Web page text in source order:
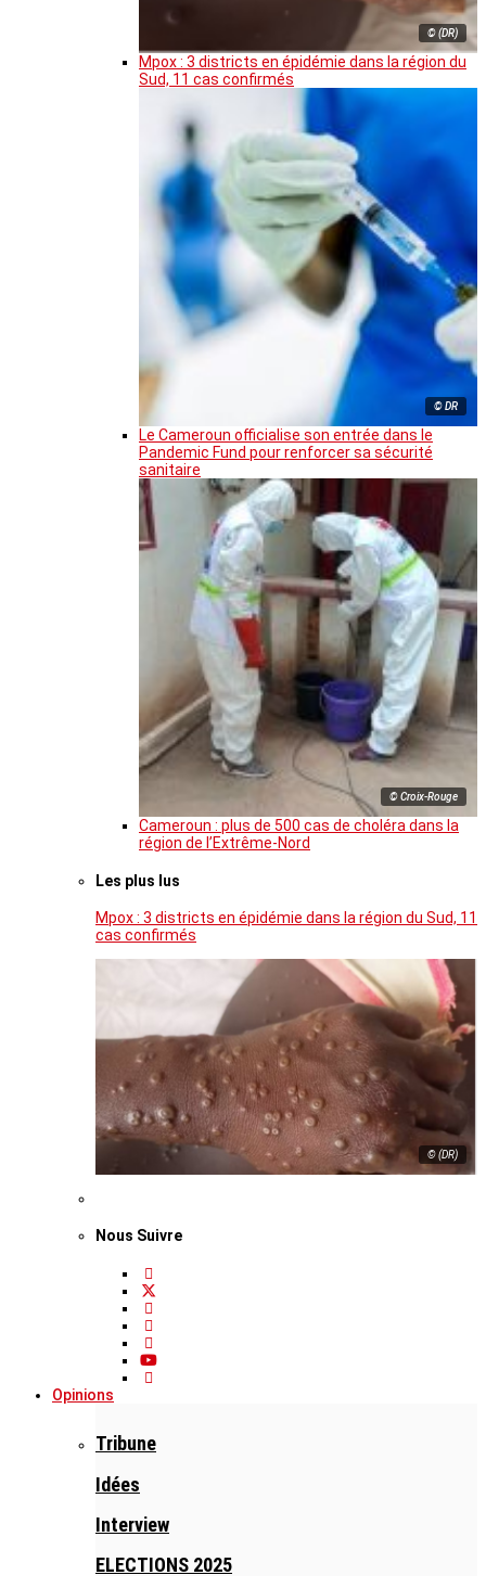
© (DR)
Mpox : 3 districts en épidémie dans la région du
Sud, 11 cas confirmés
© DR
Le Cameroun officialise son entrée dans le
Pandemic Fund pour renforcer sa sécurité
sanitaire
© Croix-Rouge
Cameroun : plus de 500 cas de choléra dans la
région de l’Extrême-Nord
Les plus lus
Mpox : 3 districts en épidémie dans la région du Sud, 11
cas confirmés
© (DR)
Nous Suivre
Opinions
Tribune
Idées
Interview
ELECTIONS 2025